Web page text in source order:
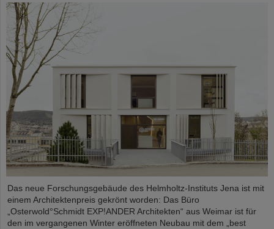
Das neue Forschungsgebäude des Helmholtz-Instituts Jena ist mit
einem Architektenpreis gekrönt worden: Das Büro
„Osterwold°Schmidt EXP!ANDER Architekten“ aus Weimar ist für
den im vergangenen Winter eröffneten Neubau mit dem „best